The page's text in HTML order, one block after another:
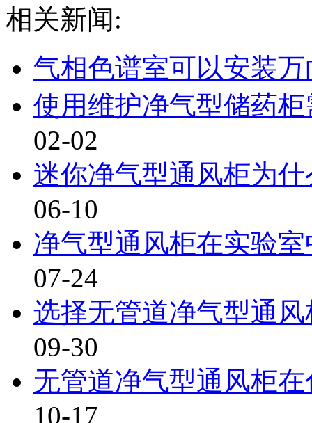
相关新闻:
气相色谱室可以安装
使用维护净气型储药
02-02
迷你净气型通风柜为
06-10
净气型通风柜在实验
07-24
选择无管道净气型通
09-30
无管道净气型通风柜
10-17